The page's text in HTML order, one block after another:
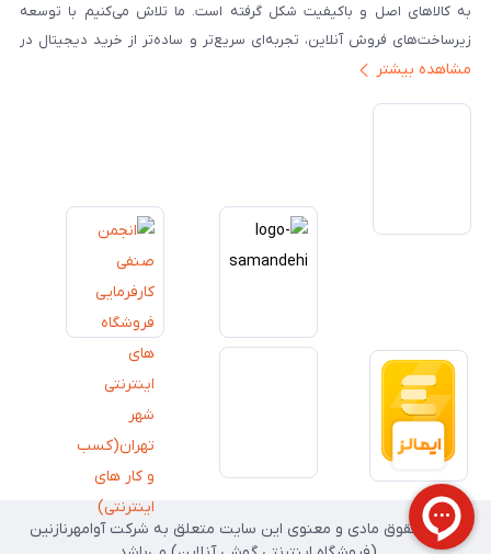
به کالاهای اصل و باکیفیت شکل گرفته است. ما تلاش می‌کنیم با توسعه
زیرساخت‌های فروش آنلاین، تجربه‌ای سریع‌تر و ساده‌تر از خرید دیجیتال در
ایران ارائه دهیم. تبدیل‌شدن به مرجعی قابل اعتماد برای خرید کالای دیجیتال،
سمت تحقق این چشم‌انداز حرکت می‌کند.
مشاهده بیشتر
تمامی حقوق مادی و معنوی این سایت متعلق به شرکت آوامهرنازنین